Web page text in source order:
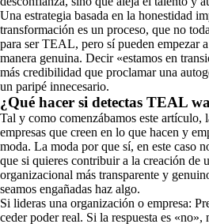
Una estrategia basada en la honestidad
transformación es un proceso, que no
para ser TEAL, pero sí pueden empezar
manera genuina. Decir «estamos en
más credibilidad que proclamar una
un paripé innecesario.
¿Qué hacer si detectas TEAL
Tal y como comenzábamos este artículo,
empresas que creen en lo que hacen y
moda. La moda por que sí, en este caso
que si quieres contribuir a la creación de
organizacional más transparente y
seamos engañadas haz algo.
Si lideras una organización o empresa:
ceder poder real. Si la respuesta es «no»,